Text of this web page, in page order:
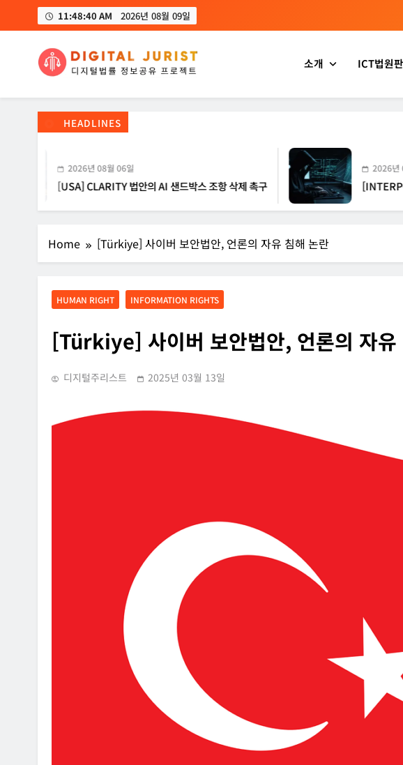
11:48:41 AM 2026년 08월 09일
디지털주리스트
소개 ICT법원
HEADLINES
2026년 08월 06일
[USA] CLARITY 법안의 AI 샌드박스 조항 삭제 촉구
2026년 08월 05일
[INTERPOL] 아프리
Home [Türkiye] 사이버 보안법안, 언론의 자유 침해 논란
HUMAN RIGHT INFORMATION RIGHTS
[Türkiye] 사이버 보안법안, 언론의 자유
디지털주리스트 2025년 03월 13일